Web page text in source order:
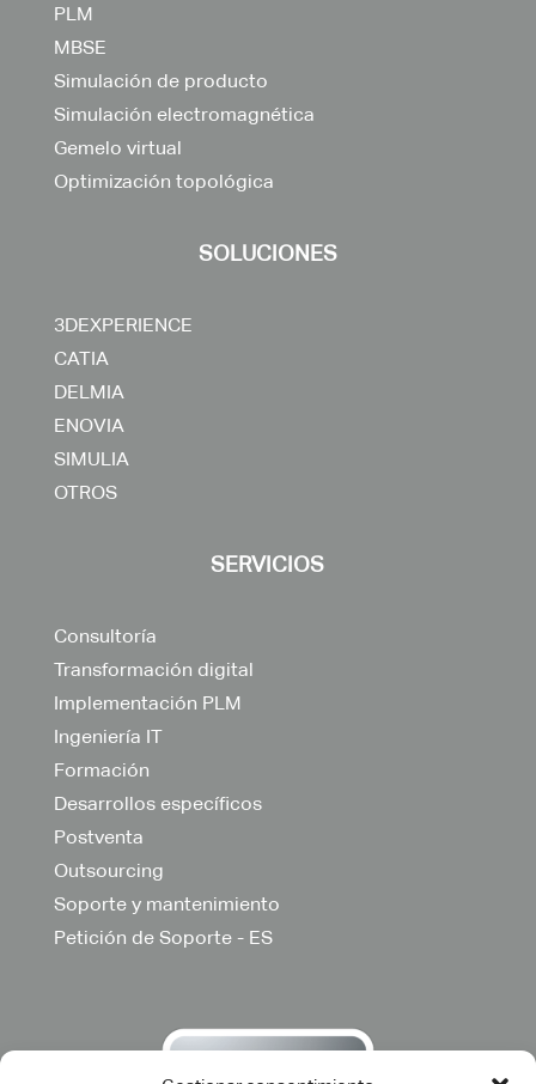
PLM
MBSE
Simulación de producto
Simulación electromagnética
Gemelo virtual
Optimización topológica
SOLUCIONES
3DEXPERIENCE
CATIA
DELMIA
ENOVIA
SIMULIA
OTROS
SERVICIOS
Consultoría
Transformación digital
Implementación PLM
Ingeniería IT
Formación
Desarrollos específicos
Postventa
Outsourcing
Soporte y mantenimiento
Petición de Soporte - ES